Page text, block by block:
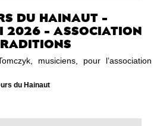
DU HAINAUT -
2026 - ASSOCIATION
musiciens, pour l’association
du Hainaut